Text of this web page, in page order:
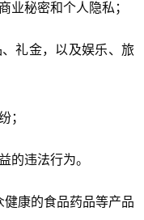
秘密和个人隐私；
礼金，以及娱乐、旅
；
违法行为。
健康的食品药品等产品